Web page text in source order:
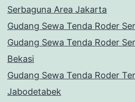
Serbaguna Area Jakarta
Gudang Sewa Tenda Roder
Gudang Sewa Tenda Roder
Bekasi
Gudang Sewa Tenda Roder
Jabodetabek